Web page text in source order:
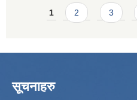
Pages
1 2 3
सूचनाहरु